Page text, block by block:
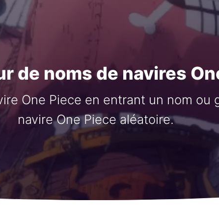
de noms de navires
One Piece en entrant un nom ou
navire One Piece aléatoire.